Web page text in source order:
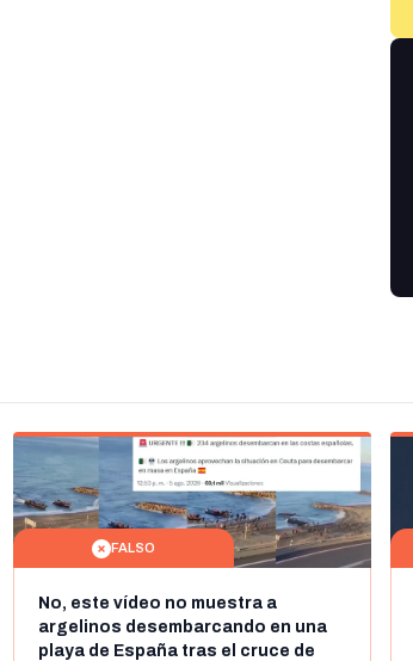
FALSO
No, este vídeo no muestra a
argelinos desembarcando en una
playa de España tras el cruce de